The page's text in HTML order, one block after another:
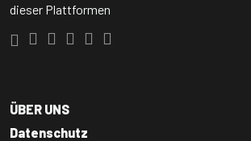
dieser Plattformen
ÜBER UNS
Datenschutz